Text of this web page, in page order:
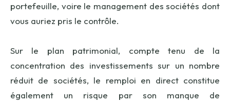
portefeuille, voire le management des sociétés dont
vous auriez pris le contrôle.
Sur le plan patrimonial, compte tenu de la
concentration des investissements sur un nombre
réduit de sociétés, le remploi en direct constitue
également un risque par son manque de